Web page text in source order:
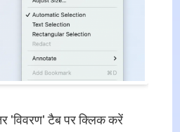
'विवरण' टैब पर क्लिक करें